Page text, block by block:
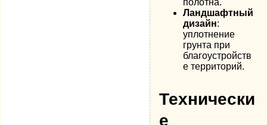
полотна.
Ландшафтный
дизайн:
уплотнение
грунта при
благоустройств
е территорий.
Технически
е